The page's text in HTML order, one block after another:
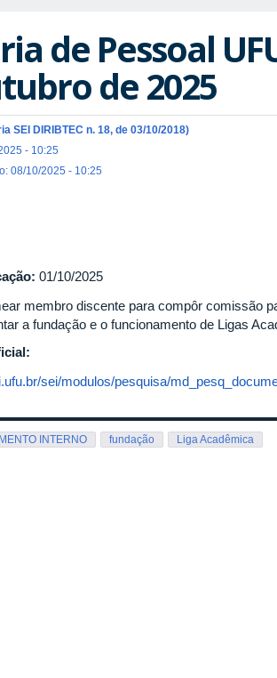
de Pessoal
de 2025
SEI DIRIBTEC n. 18, de 03/10/2018)
- 10:25
08/10/2025 - 10:25
01/10/2025
membro discente para compôr comissão
a fundação e o funcionamento de Ligas
sei/modulos/pesquisa/
INTERNO fundação Liga Acadêmica